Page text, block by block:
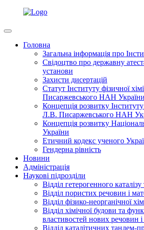
Головна
Загальна інформація про
Свідоцтво про державну
установи
Захисти дисертацій
Статут Інституту фізичної
Писаржевського НАН України
Концепція розвитку Інституту
Л.В. Писаржевського НАН
Концепція розвитку
України
Етичний кодекс ученого
Гендерна рівність
Новини
Адміністрація
Наукові підрозділи
Відділ гетерогенного каталізу
Відділ пористих речовин і
Відділ фізико-неорганічної
Відділ хімічної будови та
властивостей нових речовин і
Відділ каталітичних тандем-